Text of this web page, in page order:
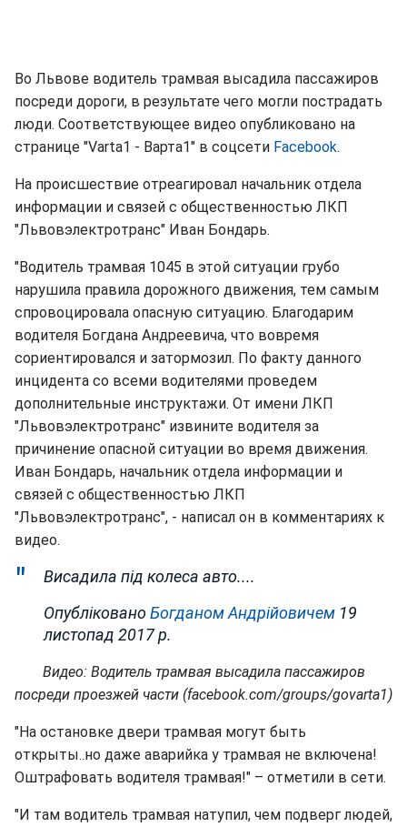
Во Львове водитель трамвая высадила пассажиров
посреди дороги, в результате чего могли пострадать
люди. Соответствующее видео опубликовано на
странице "Varta1 - Варта1" в соцсети Facebook.
На происшествие отреагировал начальник отдела
информации и связей с общественностью ЛКП
"Львовэлектротранс" Иван Бондарь.
"Водитель трамвая 1045 в этой ситуации грубо
нарушила правила дорожного движения, тем самым
спровоцировала опасную ситуацию. Благодарим
водителя Богдана Андреевича, что вовремя
сориентировался и затормозил. По факту данного
инцидента со всеми водителями проведем
дополнительные инструктажи. От имени ЛКП
"Львовэлектротранс" извините водителя за
причинение опасной ситуации во время движения.
Иван Бондарь, начальник отдела информации и
связей с общественностью ЛКП
"Львовэлектротранс", - написал он в комментариях к
видео.
Висадила під колеса авто....
ОпублікованоБогданом Андрійовичем 19
листопад 2017 р.
Видео: Водитель трамвая высадила пассажиров
посреди проезжей части (facebook.com/groups/govarta1)
"На остановке двери трамвая могут быть
открыты..но даже аварийка у трамвая не включена!
Оштрафовать водителя трамвая!" – отметили в сети.
"И там водитель трамвая натупил, чем подверг людей,